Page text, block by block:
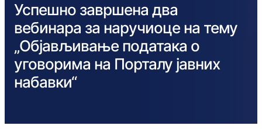
а
Успешно завршена два
вебинара за наручиоце на тему
„Објављивање података о
уговорима на Порталу јавних
набавки“